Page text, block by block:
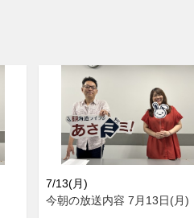
7/13(月)
今朝の放送内容 7月13日(月)